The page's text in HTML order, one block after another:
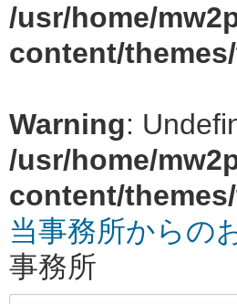
/usr/home/
content/
Warning:
/usr/home/
content/
当事務所からの
事務所